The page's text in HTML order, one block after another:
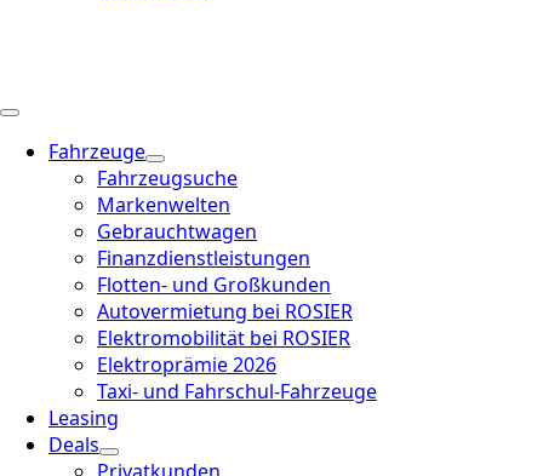
Fahrzeuge
Fahrzeugsuche
Markenwelten
Gebrauchtwagen
Finanzdienstleistungen
Flotten- und Großkunden
Autovermietung bei ROSIER
Elektromobilität bei ROSIER
Elektroprämie 2026
Taxi- und Fahrschul-Fahrzeuge
Leasing
Deals